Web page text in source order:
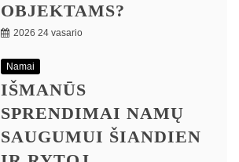
OBJEKTAMS?
2026 24 vasario
Namai
IŠMANŪS
SPRENDIMAI NAMŲ
SAUGUMUI ŠIANDIEN